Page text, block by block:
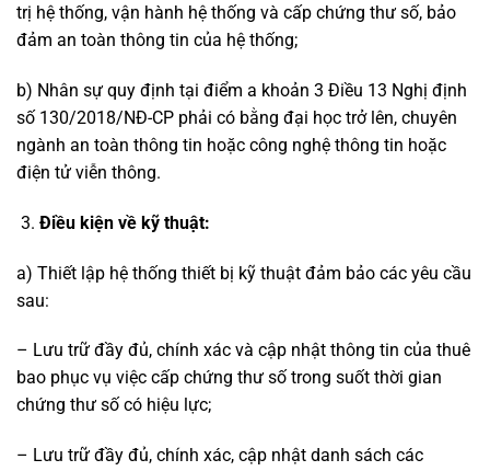
trị hệ thống, vận hành hệ thống và cấp chứng thư số, bảo
đảm an toàn thông tin của hệ thống;
b) Nhân sự quy định tại điểm a khoản 3 Điều 13 Nghị định
số 130/2018/NĐ-CP phải có bằng đại học trở lên, chuyên
ngành an toàn thông tin hoặc công nghệ thông tin hoặc
điện tử viễn thông.
Điều kiện về kỹ thuật:
a) Thiết lập hệ thống thiết bị kỹ thuật đảm bảo các yêu cầu
sau:
– Lưu trữ đầy đủ, chính xác và cập nhật thông tin của thuê
bao phục vụ việc cấp chứng thư số trong suốt thời gian
chứng thư số có hiệu lực;
– Lưu trữ đầy đủ, chính xác, cập nhật danh sách các